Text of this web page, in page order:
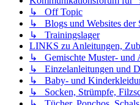
↳ Off Topic
↳ Blogs und Websites der
↳ Trainingslager
LINKS zu Anleitungen,
↳ Gemischte Muster- und
↳ Einzelanleitungen und
↳ Baby- und
↳ Socken, Strümpfe,